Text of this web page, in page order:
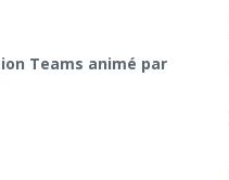
Teams animé par